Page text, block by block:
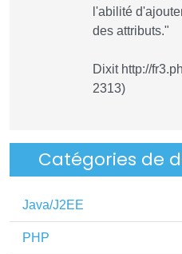
l'abilité
des attributs."
Dixit http://
2313)
Catégories de
Java/J2EE
PHP